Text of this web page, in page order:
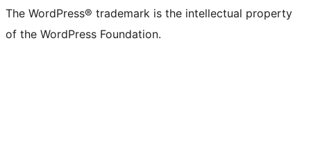
The WordPress® trademark is the intellectual property
of the WordPress Foundation.